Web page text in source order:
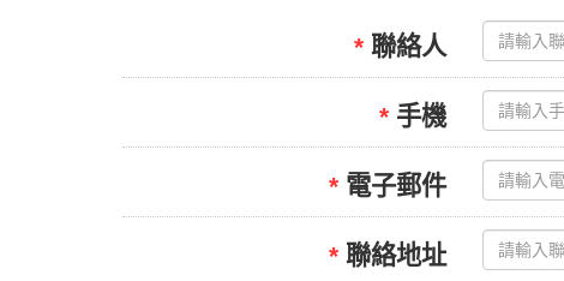
* 聯絡人
* 手機
* 電子郵件
* 聯絡地址